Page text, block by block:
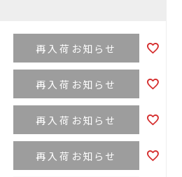
再入荷お知らせ
再入荷お知らせ
再入荷お知らせ
再入荷お知らせ